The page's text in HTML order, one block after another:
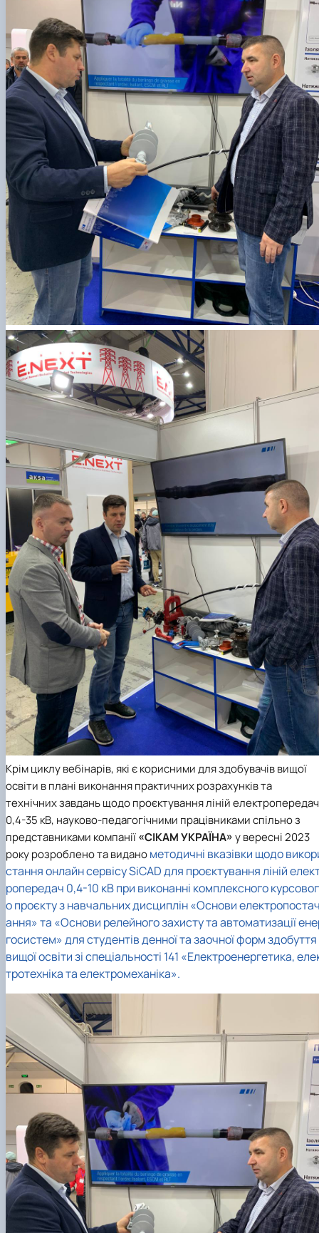
Крім циклу вебінарів, які є корисними для здобувачів вищої
освіти в плані виконання практичних розрахунків та
технічних завдань щодо проєктування ліній електропередач
0,4-35 кВ, науково-педагогічними працівниками спільно з
представниками компанії«СІКАМ УКРАЇНА»у вересні 2023
року розроблено та виданометодичні вказівки щодо
стання онлайн сервісу SiCAD для проєктування ліній
ропередач 0,4-10 кВ при виконанні комплексного курсовог
о проєкту з навчальних дисциплін «Основи
ання» та «Основи релейного захисту та автоматизації
госистем» для студентів денної та заочної форм здобуття
вищої освіти зі спеціальності 141 «Електроенергетика,
тротехніка та електромеханіка».